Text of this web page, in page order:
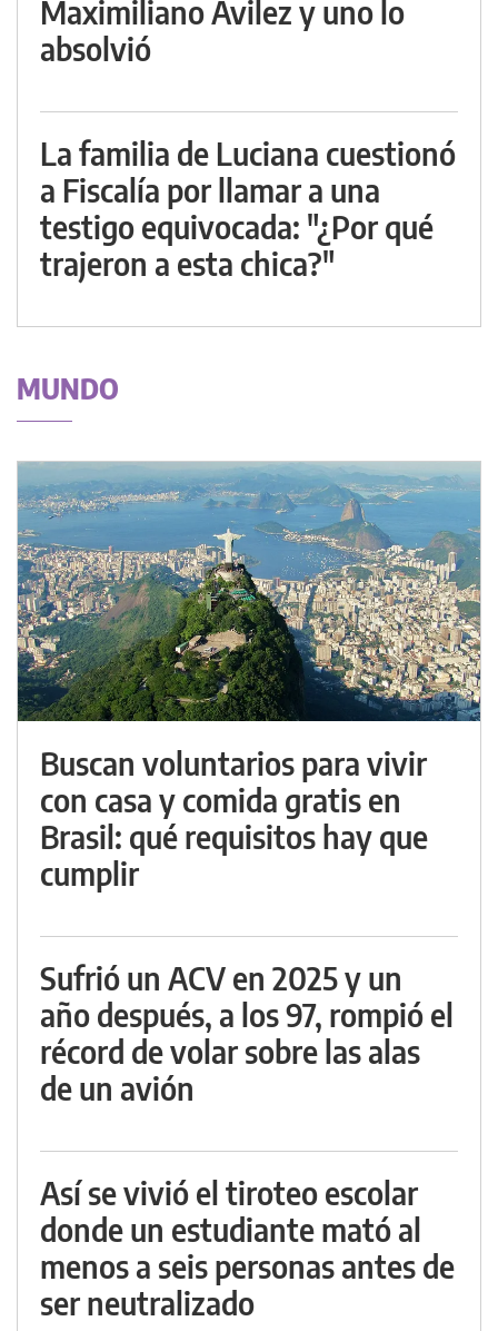
Maximiliano Avilez y uno lo
absolvió
La familia de Luciana cuestionó
a Fiscalía por llamar a una
testigo equivocada: "¿Por qué
trajeron a esta chica?"
MUNDO
Buscan voluntarios para vivir
con casa y comida gratis en
Brasil: qué requisitos hay que
cumplir
Sufrió un ACV en 2025 y un
año después, a los 97, rompió el
récord de volar sobre las alas
de un avión
Así se vivió el tiroteo escolar
donde un estudiante mató al
menos a seis personas antes de
ser neutralizado